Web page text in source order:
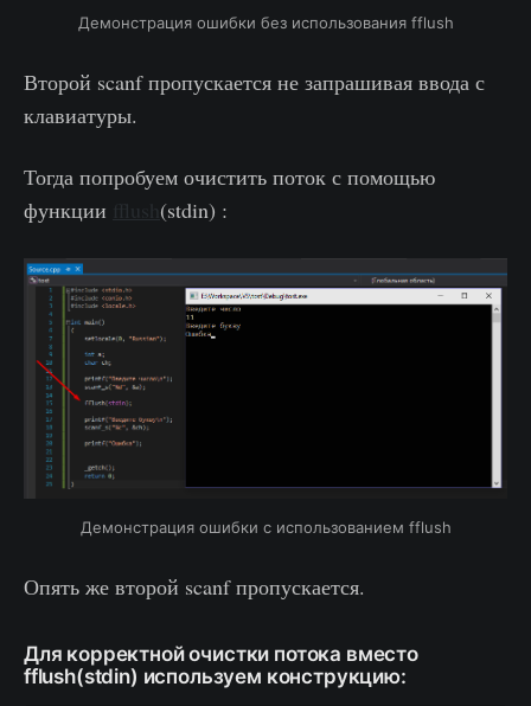
Демонстрация ошибки без использования fflush
Второй scanf пропускается не запрашивая ввода с
клавиатуры.
Тогда попробуем очистить поток с помощью
функции
(stdin) :
Демонстрация ошибки с использованием fflush
Опять же второй scanf пропускается.
Для корректной очистки потока вместо
fflush(stdin) используем конструкцию: